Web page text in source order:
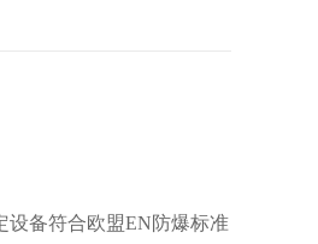
设备符合欧盟EN防爆标准